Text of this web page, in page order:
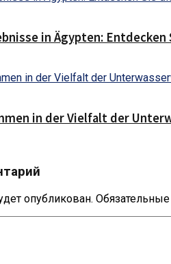
in Ägypten:
in der Vielfalt der
опубликован.